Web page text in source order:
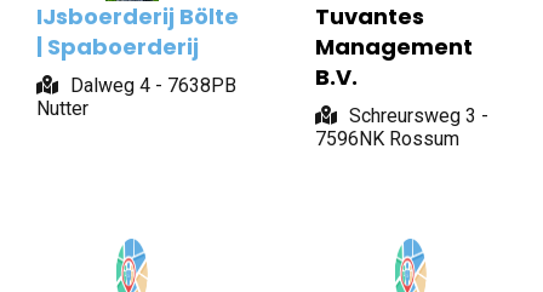
IJsboerderij Bölte
| Spaboerderij
Dalweg 4 - 7638PB
Nutter
Tuvantes
Management
B.V.
Schreursweg 3 -
7596NK Rossum